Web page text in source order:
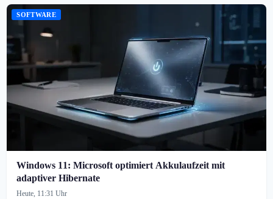
SOFTWARE
Windows 11: Microsoft optimiert Akkulaufzeit mit
adaptiver Hibernate
Heute, 11:31 Uhr